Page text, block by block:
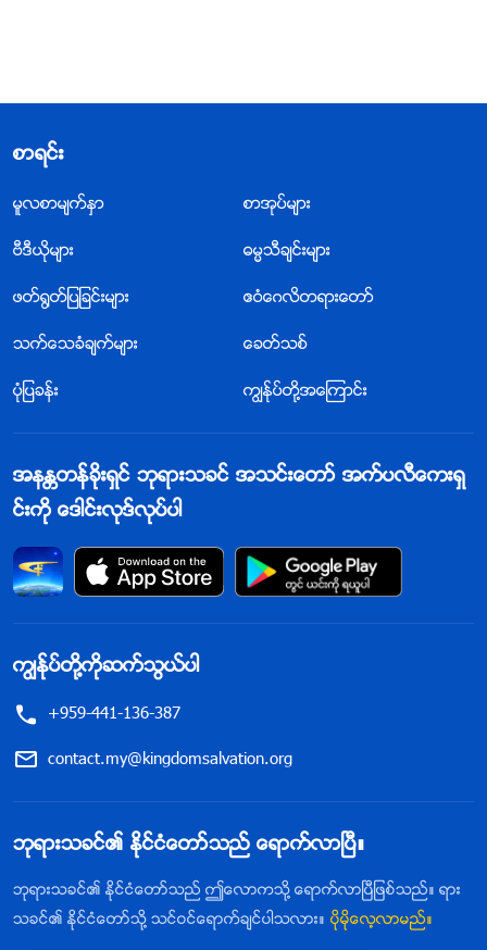
စာရင္း
မူလစာမ်က္ႏွာ စာအုပ္မ်ား
ဗီဒီယိုမ်ား ဓမၼသီခ်င္းမ်ား
ဖတ္႐ြတ္ျပျခင္းမ်ား ဧဝံေဂလိတရားေတာ္
သက္ေသခံခ်က္မ်ား ေခတ္သစ္
ပုံျပခန္း ကြၽန္ုပ္တို႔အေၾကာင္း
အနႏၲတန္ခိုးရွင္ ဘုရားသခင္ အသင္းေတာ္ အက္ပလီေကးရွ
င္းကို ေဒါင္းလုဒ္လုပ္ပါ
ကြၽန္ုပ္တို႔ကိုဆက္သြယ္ပါ
+959-441-136-387
contact.my@kingdomsalvation.org
ဘုရားသခင္၏ ႏိုင္ငံေတာ္သည္ ေရာက္လာၿပီ။
ဘုရားသခင္၏ ႏိုင္ငံေတာ္သည္ ဤေလာကသို႔ ေရာက္လာၿပီျဖစ္သည္။ ရား
သခင္၏ ႏိုင္ငံေတာ္သို႔ သင္ဝင္ေရာက္ခ်င္ပါသလား။ ပိုမိုေလ့လာမည္။